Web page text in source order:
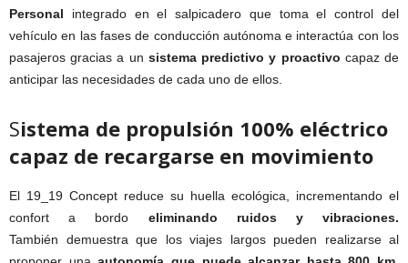
Personal integrado en el salpicadero que toma el control del
vehículo en las fases de conducción autónoma e interactúa con los
pasajeros gracias a un sistema predictivo y proactivo capaz de
anticipar las necesidades de cada uno de ellos.
Sistema de propulsión 100% eléctrico
capaz de recargarse en movimiento
El 19_19 Concept reduce su huella ecológica, incrementando el
confort a bordo eliminando ruidos y vibraciones.
También demuestra que los viajes largos pueden realizarse al